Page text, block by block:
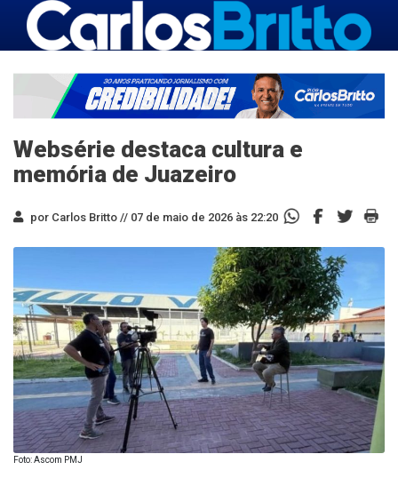
Websérie destaca cultura e
memória de Juazeiro
por Carlos Britto // 07 de maio de 2026 às 22:20
Foto: Ascom PMJ